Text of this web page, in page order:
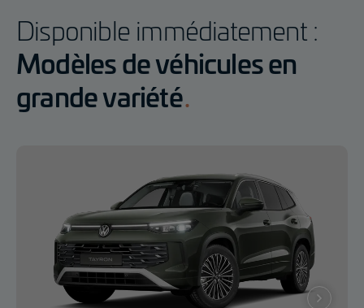
Disponible immédiatement :
Modèles de véhicules en
grande variété